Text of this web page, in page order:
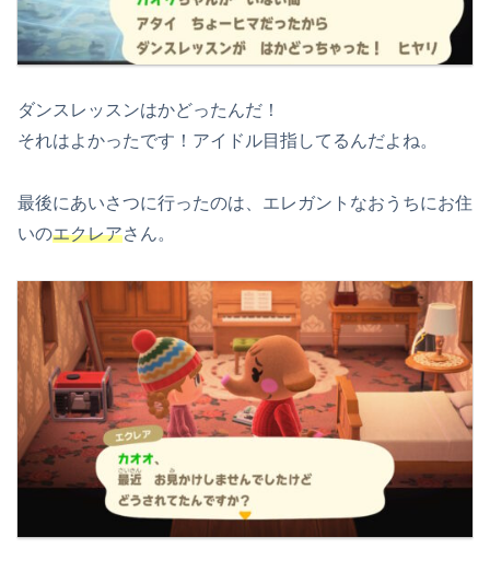
ダンスレッスンはかどったんだ！
それはよかったです！アイドル目指してるんだよね。
最後にあいさつに行ったのは、エレガントなおうちにお住
いのエクレアさん。